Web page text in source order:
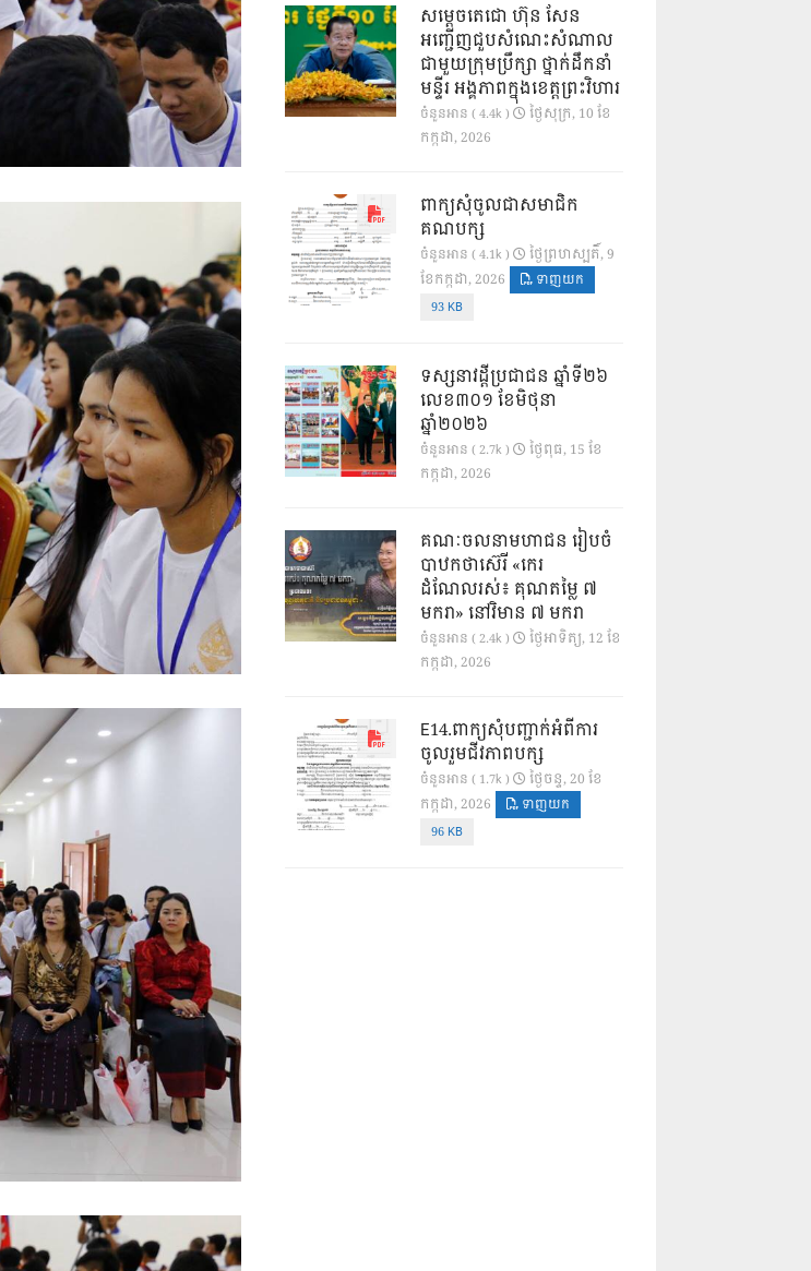
សម្តេចតេជោ ហ៊ុន សែន
អញ្ជើញជួបសំណេះសំណាល
ជាមួយក្រុមប្រឹក្សា ថ្នាក់ដឹកនាំ
មន្ទីរ អង្គភាពក្នុងខេត្តព្រះវិហារ
ចំនួនអាន ( 4.4k )
ថ្ងៃ​សុក្រ, 10 ខែ​
កក្កដា, 2026
ពាក្យសុំចូលជាសមាជិក
គណបក្ស
ចំនួនអាន ( 4.1k )
ថ្ងៃ​ព្រហស្បតិ៍, 9
ខែ​កក្កដា, 2026
ទាញយក
93 KB
ទស្សនាវដ្ដីប្រជាជន ឆ្នាំទី២៦
លេខ៣០១ ខែមិថុនា
ឆ្នាំ២០២៦
ចំនួនអាន ( 2.7k )
ថ្ងៃ​ពុធ, 15 ខែ​
កក្កដា, 2026
គណៈចលនាមហាជន រៀបចំ
បាឋកថាស៊េរី «កេរ
ដំណែលរស់៖ គុណតម្លៃ ៧
មករា» នៅវិមាន ៧ មករា
ចំនួនអាន ( 2.4k )
ថ្ងៃ​អាទិត្យ, 12 ខែ​
កក្កដា, 2026
E14.ពាក្យសុំបញ្ជាក់អំពីការ
ចូលរួមជីវភាពបក្ស
ចំនួនអាន ( 1.7k )
ថ្ងៃ​ចន្ទ, 20 ខែ​
កក្កដា, 2026
ទាញយក
96 KB